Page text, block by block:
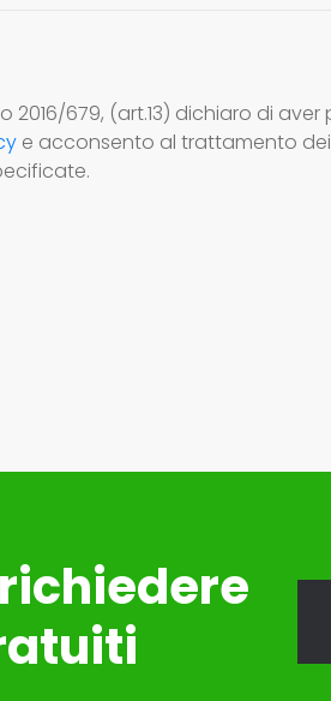
2016/679, (art.13) dichiaro di aver
e acconsento al trattamento